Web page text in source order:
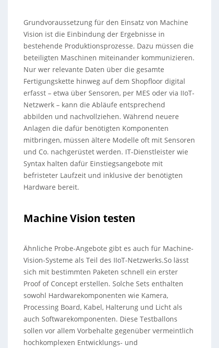
Grundvoraussetzung für den Einsatz von Machine
Vision ist die Einbindung der Ergebnisse in
bestehende Produktionsprozesse. Dazu müssen die
beteiligten Maschinen miteinander kommunizieren.
Nur wer relevante Daten über die gesamte
Fertigungskette hinweg auf dem Shopfloor digital
erfasst – etwa über Sensoren, per MES oder via IIoT-
Netzwerk – kann die Abläufe entsprechend
abbilden und nachvollziehen. Während neuere
Anlagen die dafür benötigten Komponenten
mitbringen, müssen ältere Modelle oft mit Sensoren
und Co. nachgerüstet werden. IT-Dienstleister wie
Syntax halten dafür Einstiegsangebote mit
befristeter Laufzeit und inklusive der benötigten
Hardware bereit.
Machine Vision testen
Ähnliche Probe-Angebote gibt es auch für Machine-
Vision-Systeme als Teil des IIoT-Netzwerks.So lässt
sich mit bestimmten Paketen schnell ein erster
Proof of Concept erstellen. Solche Sets enthalten
sowohl Hardwarekomponenten wie Kamera,
Processing Board, Kabel, Halterung und Licht als
auch Softwarekomponenten. Diese Testballons
sollen vor allem Vorbehalte gegenüber vermeintlich
hochkomplexen Entwicklungs- und